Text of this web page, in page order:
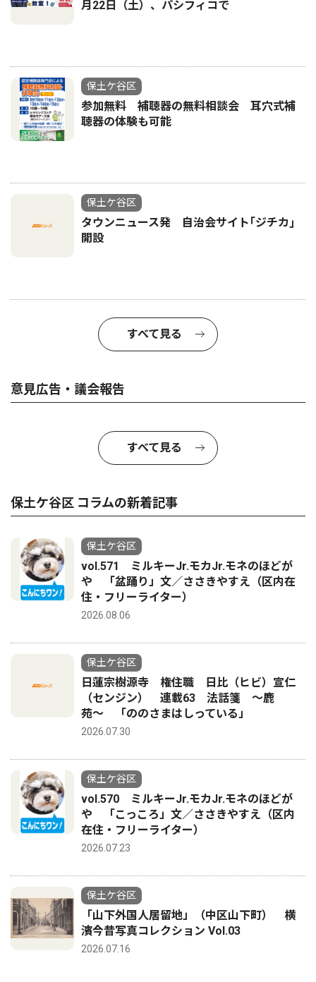
月22日（土）、パシフィコで
保土ケ谷区
参加無料 補聴器の無料相談会 耳穴式補
聴器の体験も可能
保土ケ谷区
タウンニュース発 自治会サイト｢ジチカ｣
開設
すべて見る
意見広告・議会報告
すべて見る
保土ケ谷区 コラムの新着記事
保土ケ谷区
vol.571 ミルキーJr.モカJr.モネのほどが
や 「盆踊り」文／ささきやすえ（区内在
住・フリーライター）
2026.08.06
保土ケ谷区
日蓮宗樹源寺 権住職 日比（ヒビ）宣仁
（センジン） 連載63 法話箋 〜鹿
苑〜 「ののさまはしっている」
2026.07.30
保土ケ谷区
vol.570 ミルキーJr.モカJr.モネのほどが
や 「こっころ」文／ささきやすえ（区内
在住・フリーライター）
2026.07.23
保土ケ谷区
「山下外国人居留地」（中区山下町） 横
濱今昔写真コレクション Vol.03
2026.07.16